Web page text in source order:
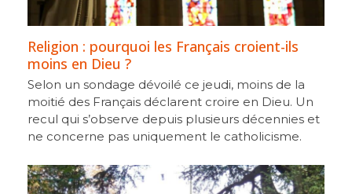
Religion : pourquoi les Français croient-ils
moins en Dieu ?
Selon un sondage dévoilé ce jeudi, moins de la
moitié des Français déclarent croire en Dieu. Un
recul qui s’observe depuis plusieurs décennies et
ne concerne pas uniquement le catholicisme.